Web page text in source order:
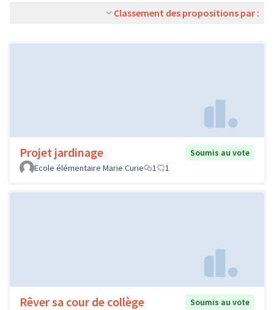
Classement des propositions par :
Projet jardinage
Soumis au vote
Ecole élémentaire Marie Curie
1 1
Rêver sa cour de collège
Soumis au vote